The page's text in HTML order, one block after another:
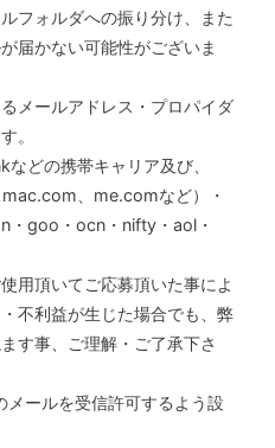
フォルダへの振り分け、また
届かない可能性がございま
メールアドレス・プロパイダ
。
どの携帯キャリア及び、
、me.comなど）・
goo・ocn・nifty・aol・
用頂いてご応募頂いた事によ
不利益が生じた場合でも、弊
す事、ご理解・ご了承下さ
ールを受信許可するよう設